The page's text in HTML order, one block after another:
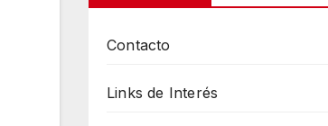
Contacto
Links de Interés